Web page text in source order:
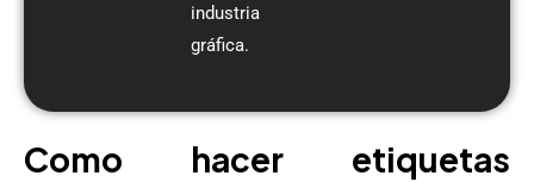
industria
gráfica.
Como hacer etiquetas